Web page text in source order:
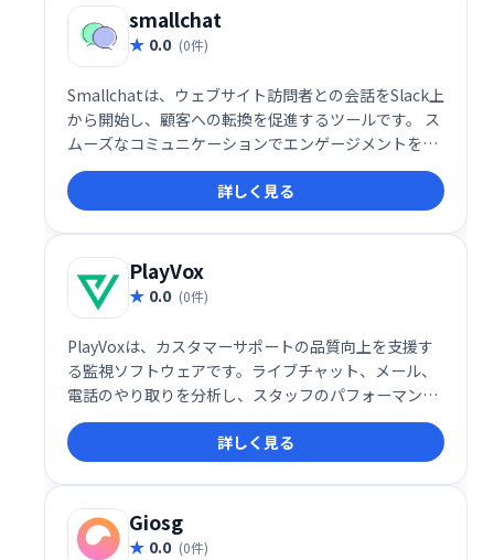
smallchat
0.0 (0件)
Smallchatは、ウェブサイト訪問者との会話をSlack上
から開始し、顧客への転換を促進するツールです。 ス
ムーズなコミュニケーションでエンゲージメントを高
め、リード獲得を支援します。 ウェブサイトへのアク
セス数を売上につなげたい企業様におすすめです。
詳しく見る
PlayVox
0.0 (0件)
PlayVoxは、カスタマーサポートの品質向上を支援す
る監視ソフトウェアです。ライブチャット、メール、
電話のやり取りを分析し、スタッフのパフォーマンス
や顧客体験を評価。わずか5分でQA監視プログラムを
作成でき、コーチングやモチベーション向上に役立ち
ます。全チャネルの顧客対応を分析することで、より
効果的なサポート体制を構築できます。
詳しく見る
Giosg
0.0 (0件)